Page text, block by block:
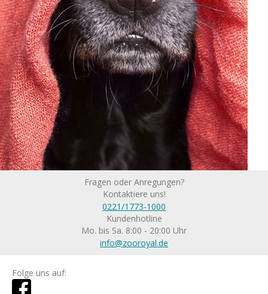
Fragen oder Anregungen?
Kontaktiere uns!
0221/1773-1000
Kundenhotline
Mo. bis Sa. 8:00 - 20:00 Uhr
info@zooroyal.de
Folge uns auf: